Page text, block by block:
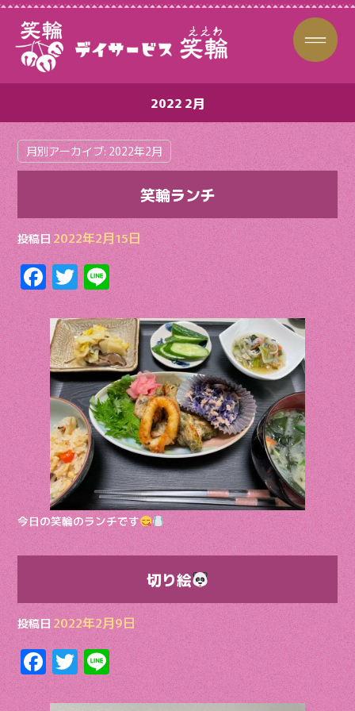
2022 2月
月別アーカイブ: 2022年2月
笑輪ランチ
投稿日 2022年2月15日
F
ac
e
b
o
o
k
T
w
itt
er
Li
n
e
今日の笑輪のランチです
切り絵
投稿日 2022年2月9日
F
ac
T
w
Li
n